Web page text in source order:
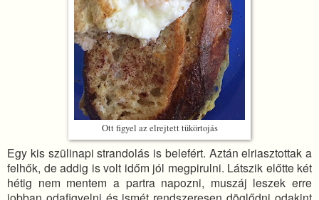
Ott figyel az elrejtett tükörtojás
Egy kis szülinapi strandolás is belefért. Aztán elriasztottak a
felhők, de addig is volt időm jól megpirulni. Látszik előtte két
hétig nem mentem a partra napozni, muszáj leszek erre